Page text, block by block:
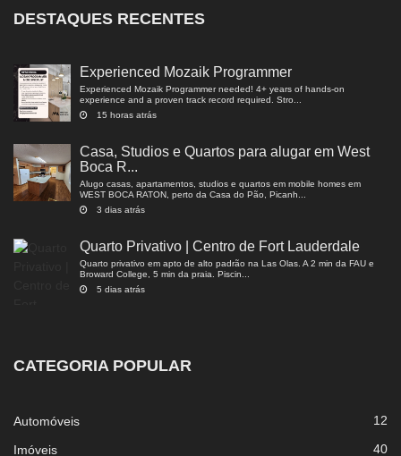
DESTAQUES RECENTES
Experienced Mozaik Programmer
Experienced Mozaik Programmer needed! 4+ years of hands-on
experience and a proven track record required. Stro...
15 horas atrás
Casa, Studios e Quartos para alugar em West
Boca R...
Alugo casas, apartamentos, studios e quartos em mobile homes em
WEST BOCA RATON, perto da Casa do Pão, Picanh...
3 dias atrás
Quarto Privativo | Centro de Fort Lauderdale
Quarto privativo em apto de alto padrão na Las Olas. A 2 min da FAU e
Broward College, 5 min da praia. Piscin...
5 dias atrás
CATEGORIA POPULAR
Automóveis 12
Imóveis 40